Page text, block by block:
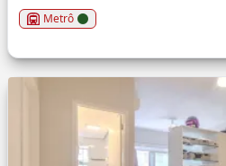
Metrô